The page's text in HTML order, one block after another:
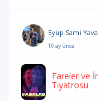
Eyüp Sami
10 ay önce
Fareler ve
Tiyatrosu